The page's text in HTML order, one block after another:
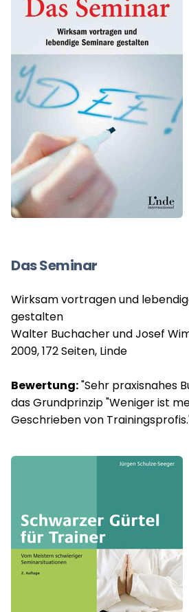
Das Seminar
Wirksam vortragen und
gestalten
Walter Buchacher und Josef
2009, 172 Seiten, Linde
Bewertung:"Sehr praxisnahes
das Grundprinzip "Weniger ist
Geschrieben von